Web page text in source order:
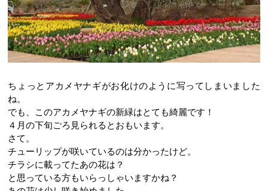
ちょっとアカメヤナギがお化けのように写ってしまいました
ね。
でも、このアカメヤナギの新緑はとても綺麗です！
４月の下旬ごろ見られるとおもいます。
さて。
チューリップが咲いているのは分かったけど。
チラシに載ってたあの花は？
と思っている方もいらっしゃいますかね？